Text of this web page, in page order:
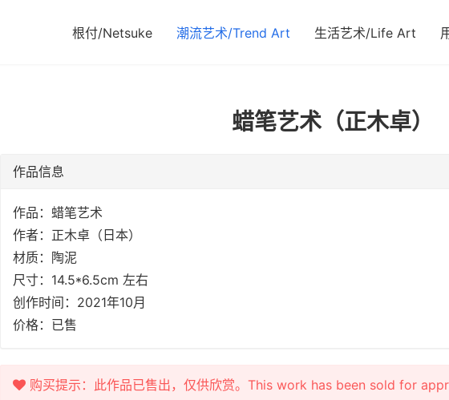
根付/Netsuke 潮流艺术/Trend Art 生活艺术/Life Art
蜡笔艺术（正木卓）
作品信息
作品：蜡笔艺术
作者：正木卓（日本）
材质：陶泥
尺寸：14.5*6.5cm 左右
创作时间：2021年10月
价格：已售
购买提示：此作品已售出，仅供欣赏。This work has been sold for